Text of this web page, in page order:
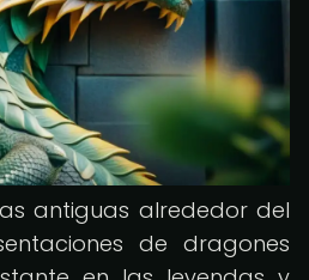
antiguas alrededor del
de dragones